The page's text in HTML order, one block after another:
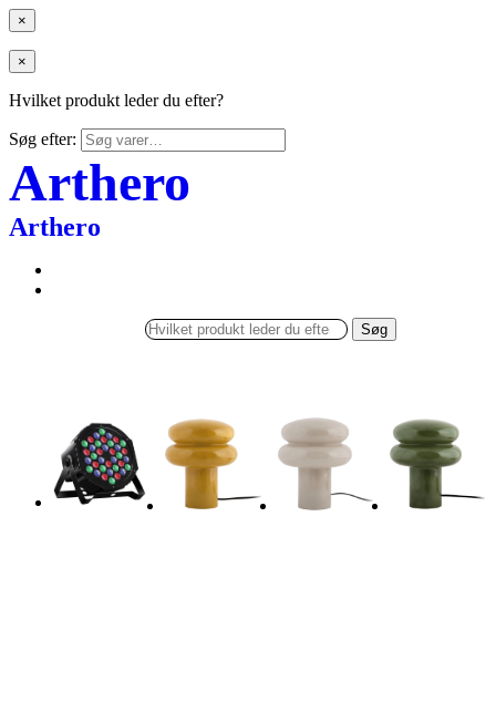
×
×
Hvilket produkt leder du efter?
Søg efter:
Arthero
Arthero
Søg